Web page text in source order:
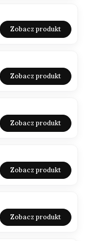
Zobacz produkt
Zobacz produkt
Zobacz produkt
Zobacz produkt
Zobacz produkt